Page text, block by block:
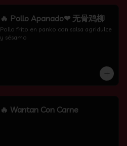
🔥 Pollo Apanado❤ 无骨鸡柳
Pollo frito en panko con salsa agridulce
y sésamo
🔥 Wantan Con Carne